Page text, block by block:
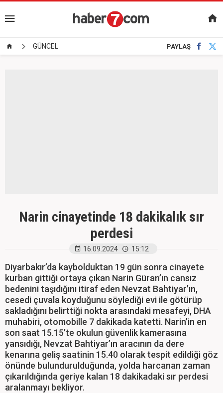
GÜNCEL PAYLAŞ
Narin cinayetinde 18 dakikalık sır
perdesi
16.09.2024 15:12
Diyarbakır’da kaybolduktan 19 gün sonra cinayete
kurban gittiği ortaya çıkan Narin Güran’ın cansız
bedenini taşıdığını itiraf eden Nevzat Bahtiyar’ın,
cesedi çuvala koyduğunu söylediği evi ile götürüp
sakladığını belirttiği nokta arasındaki mesafeyi, DHA
muhabiri, otomobille 7 dakikada katetti. Narin’in en
son saat 15.15’te okulun güvenlik kamerasına
yansıdığı, Nevzat Bahtiyar’ın aracının da dere
kenarına geliş saatinin 15.40 olarak tespit edildiği göz
önünde bulundurulduğunda, yolda harcanan zaman
çıkarıldığında geriye kalan 18 dakikadaki sır perdesi
aralanmayı bekliyor.